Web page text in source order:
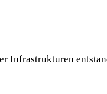
Infrastrukturen